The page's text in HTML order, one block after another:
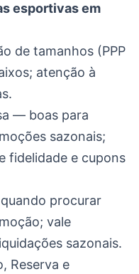
esportivas em
de tamanhos (PPP
atenção à
— boas para
sazonais;
fidelidade e cupons
procurar
vale
sazonais.
Reserva e